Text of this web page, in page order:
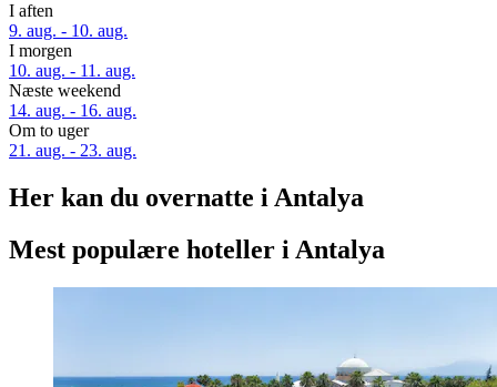
I aften
9. aug. - 10. aug.
I morgen
10. aug. - 11. aug.
Næste weekend
14. aug. - 16. aug.
Om to uger
21. aug. - 23. aug.
Her kan du overnatte i Antalya
Mest populære hoteller i Antalya